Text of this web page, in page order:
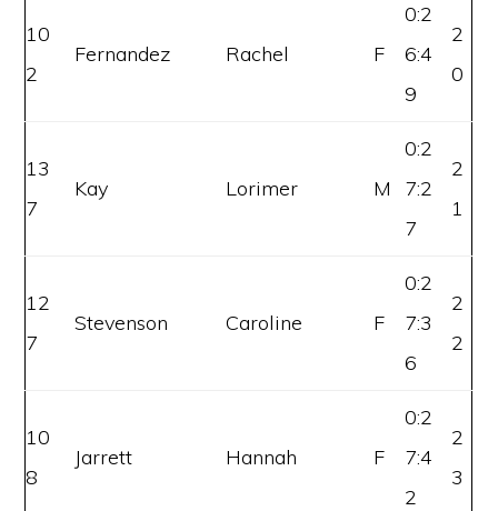
10
2
Fernandez Rachel F
0:2
6:4
9
2
0
13
7
Kay Lorimer M
0:2
7:2
7
2
1
12
7
Stevenson Caroline F
0:2
7:3
6
2
2
10
8
Jarrett Hannah F
0:2
7:4
2
2
3